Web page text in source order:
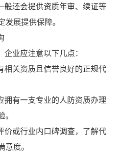
般还会提供资质年审、续证等
发展提供保障。
业应注意以下几点：
相关资质且信誉良好的正规代
拥有一支专业的人防资质办理
。
价或行业内口碑调查，了解代
意度。